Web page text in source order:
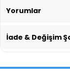
Yorumlar
İade & Değişim